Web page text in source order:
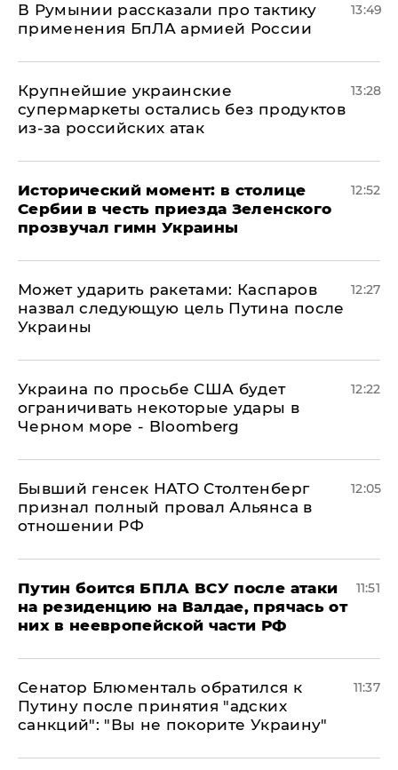
В Румынии рассказали про тактику
применения БпЛА армией России
13:49
Крупнейшие украинские
супермаркеты остались без продуктов
из-за российских атак
13:28
Исторический момент: в столице
Сербии в честь приезда Зеленского
прозвучал гимн Украины
12:52
Может ударить ракетами: Каспаров
назвал следующую цель Путина после
Украины
12:27
Украина по просьбе США будет
ограничивать некоторые удары в
Черном море - Bloomberg
12:22
Бывший генсек НАТО Столтенберг
признал полный провал Альянса в
отношении РФ
12:05
Путин боится БПЛА ВСУ после атаки
на резиденцию на Валдае, прячась от
них в неевропейской части РФ
11:51
Сенатор Блюменталь обратился к
Путину после принятия "адских
санкций": "Вы не покорите Украину"
11:37